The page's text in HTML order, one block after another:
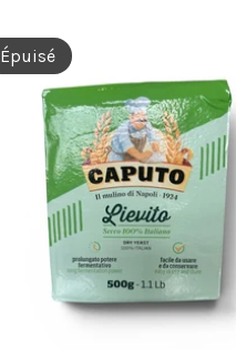
Épuisé